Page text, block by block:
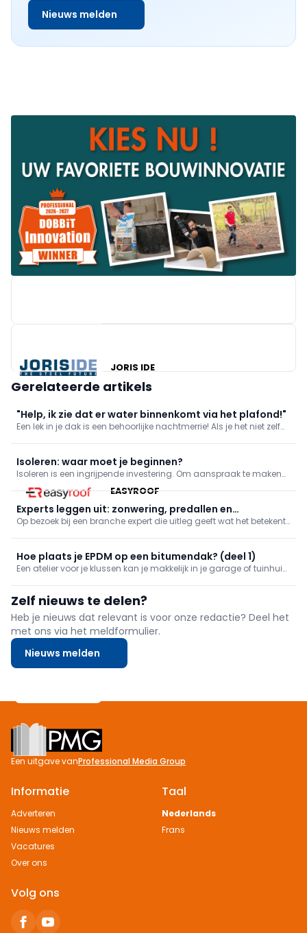
Nieuws melden
EASYROOF
JORIS IDE
Gerelateerde artikels
"Help, ik zie dat er water binnenkomt via het plafond!"
Een lek in je dak is een behoorlijke nachtmerrie! Als je het niet zelf
zelf kan doen om erger te voorkomen.
Isoleren: waar moet je beginnen?
Isoleren is een ingrijpende investering. Om aanspraak te maken
op een van de vele premies die je kan krijgen, moet de isolatie van
je woning aan bepaalde voorwaarden. Wat dat betekent,
overlopen we in dit artikel.
Experts leggen uit: zonwering, predallen en
dakdichting
Op bezoek bij een branche expert die uitleg geeft wat het betekent
Hoe plaats je EPDM op een bitumendak? (deel 1)
Een atelier voor je klussen kan je makkelijk in je garage of tuinhuis
bitumen dak af te breken en gaat er meteen EPDM op v
Zelf nieuws te delen?
Heb je nieuws dat relevant is voor onze redactie? Deel het
met ons via het meldformulier.
Nieuws melden
Footer
Een uitgave vanProfessional Media Group
Informatie
Adverteren
Nieuws melden
Vacatures
Over ons
Taal
Nederlands
Frans
Volg ons